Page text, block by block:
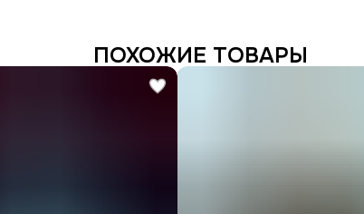
ПОХОЖИЕ ТОВАРЫ